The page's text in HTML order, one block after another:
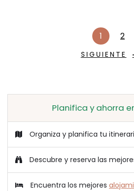
1 2
SIGUIENTE
Planifica y ahorra
Organiza y planifica tu
Descubre y reserva las
Encuentra los mejores